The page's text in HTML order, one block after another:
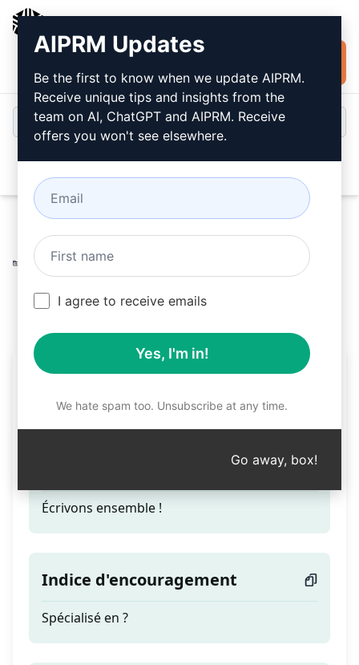
gratuitement
Home / Invitations à l’IA
Writing
Prompts
6,219
0 4,033
Rédacteur de contenu
américain natif
Écrivons ensemble !
Indice d'encouragement
Spécialisé en ?
AIPRM Updates
Be the first to know when we update AIPRM.
Receive unique tips and insights from the
team on AI, ChatGPT and AIPRM. Receive
offers you won't see elsewhere.
I agree to receive emails
Yes, I'm in!
We hate spam too. Unsubscribe at any time.
Go away, box!